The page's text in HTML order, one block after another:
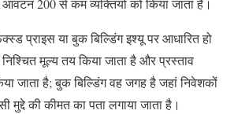
आवंटन 200 से कम व्यक्तियों को किया जाता है।
प्राइस या बुक बिल्डिंग इश्यू पर आधारित हो
निश्चित मूल्य तय किया जाता है और प्रस्ताव
जाता है; बुक बिल्डिंग वह जगह है जहां निवेशकों
मुद्दे की कीमत का पता लगाया जाता है।